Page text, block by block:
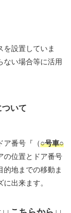
を設置していま
ない場合等に活用
ついて
ア番号『（○号車○
の位置とドア番号
的地までの移動ま
出来ます。